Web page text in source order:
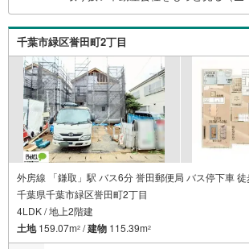
ご相談には迅速にご対応致します！お
いませ！
千葉市緑区誉田町2丁目
外房線 「鎌取」駅 バス6分 誉田郵便局 バス停下車
千葉県千葉市緑区誉田町2丁目
4LDK / 地上2階建
土地159.07m2 /建物 115.39m2